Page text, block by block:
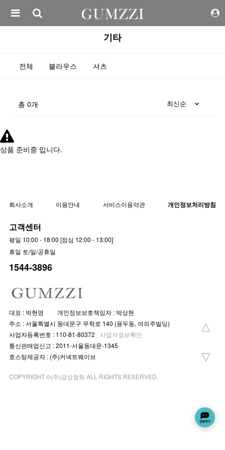
기타
전체 블라우스 셔츠
총 0개
상품 준비중 입니다.
회사소개 이용안내 서비스이용약관 개인정보처리방침
고객센터
평일 10:00 - 18:00 [점심 12:00 - 13:00]
휴일 토/일/공휴일
1544-3896
대표 : 박현영
개인정보보호책임자 : 박상현
주소 : 서울특별시 동대문구 무학로 140 (용두동, 여의주빌딩)
사업자등록번호 : 110-81-80372
사업자정보확인
통신판매업신고 : 2011-서울동대문-1345
호스팅제공자 : (주)커넥트웨이브
COPYRIGHT ©(주)금상첨화 ALL RIGHTS RESERVED.